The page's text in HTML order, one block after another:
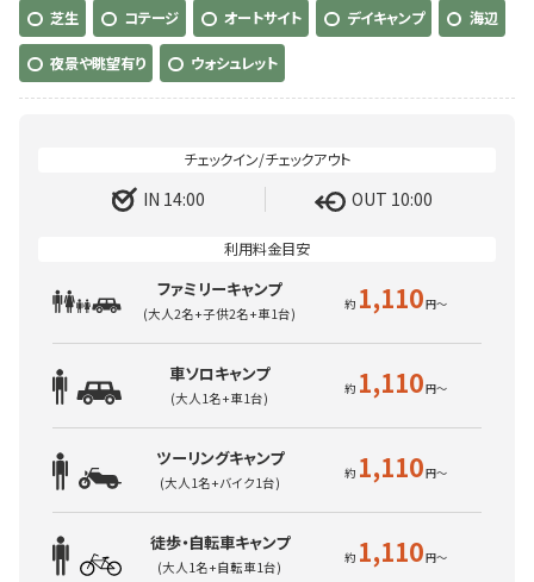
芝生 コテージ オートサイト デイキャンプ 海辺
夜景や眺望有り ウォシュレット
IN 14:00 OUT 10:00
ファミリーキャンプ
(大人2名+子供2名+車1台) 1,110
車ソロキャンプ
(大人1名+車1台) 1,110
ツーリングキャンプ
(大人1名+バイク1台) 1,110
徒歩・自転車キャンプ
(大人1名+自転車1台) 1,110